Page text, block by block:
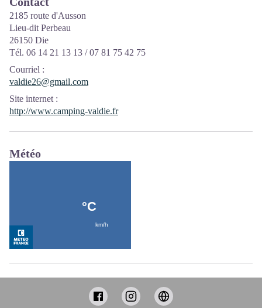
2185 route d'Ausson
Lieu-dit Perbeau
26150 Die
Tél. 06 14 21 13 13 / 07 81 75 42 75
Courriel :
valdie26@gmail.com
Site internet :
http://www.camping-valdie.fr
Météo